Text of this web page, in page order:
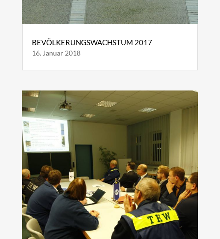
BEVÖLKERUNGSWACHSTUM 2017
16. Januar 2018